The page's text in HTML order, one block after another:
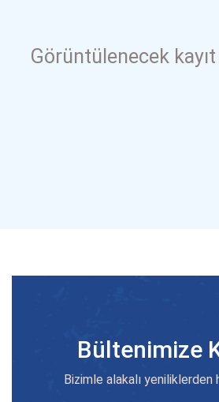
Görüntülenecek
Bültenimize
Bizimle alakalı yeniliklerden